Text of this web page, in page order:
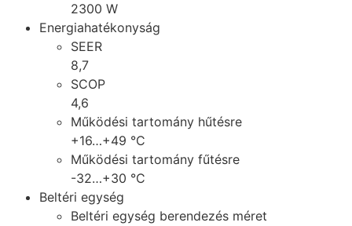
2300 W
Energiahatékonyság
SEER
8,7
SCOP
4,6
Működési tartomány hűtésre
+16…+49 °C
Működési tartomány fűtésre
-32…+30 °C
Beltéri egység
Beltéri egység berendezés méret